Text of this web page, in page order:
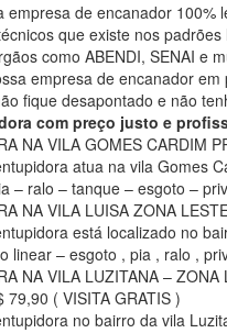
empresa de encanador 100%
que existe nos
como ABENDI, SENAI e
empresa de encanador
fique desapontado e não
com preço justo e
NA VILA GOMES CARDIM
atua na vila Gomes
– ralo – tanque – esgoto –
NA VILA LUISA ZONA
está localizado no
linear – esgoto , pia , ralo ,
NA VILA LUZITANA –
79,90 ( VISITA GRATIS )
no bairro da vila